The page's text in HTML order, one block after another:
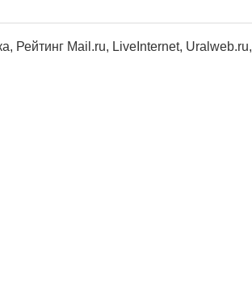
Рейтинг Mail.ru, LiveInternet, Uralweb.ru,